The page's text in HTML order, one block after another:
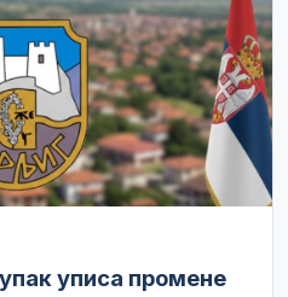
уписа промене